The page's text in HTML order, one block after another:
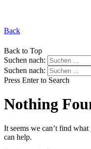
Back
Back to Top
Suchen nach:
Suchen nach:
Press Enter to Search
Nothing
It seems we can’t find
can help.